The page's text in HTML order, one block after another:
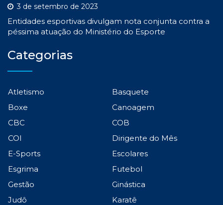
3 de setembro de 2023
Entidades esportivas divulgam nota conjunta contra a
péssima atuação do Ministério do Esporte
Categorias
Atletismo
Basquete
Boxe
Canoagem
CBC
COB
COI
Dirigente do Mês
E-Sports
Escolares
Esgrima
Futebol
Gestão
Ginástica
Judô
Karatê